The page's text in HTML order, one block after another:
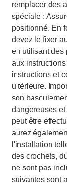
remplacer des
spéciale :
positionné. En
devez le fixer
en utilisant des
aux
instructions et
ultérieure.
son
dangereuses
peut être
aurez
l'installation
des crochets,
ne sont pas
suivantes sont